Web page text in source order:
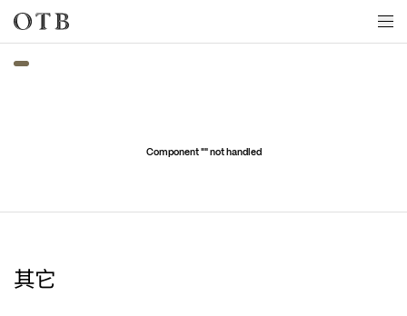
Skip to main content
Component "" not handled
其它